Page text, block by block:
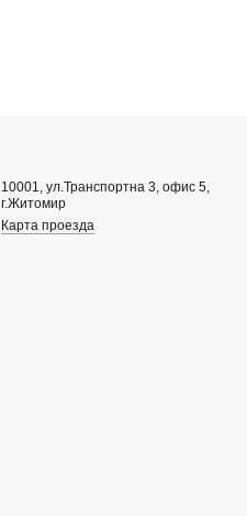
10001, ул.Транспортна 3, офис 5,
г.Житомир
Карта проезда